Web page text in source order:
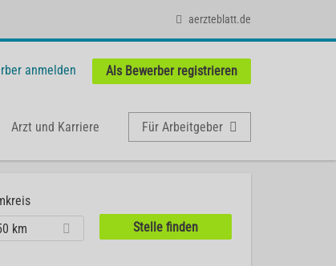
aerzteblatt.de
anmelden Als Bewerber registrieren
Arzt und Karriere Für Arbeitgeber
km